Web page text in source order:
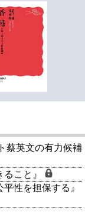
蔡英文の有力候補
ること』
性を担保する』